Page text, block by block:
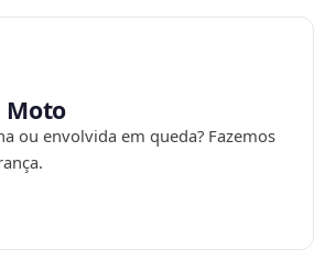
Moto
ou envolvida em queda? Fazemos